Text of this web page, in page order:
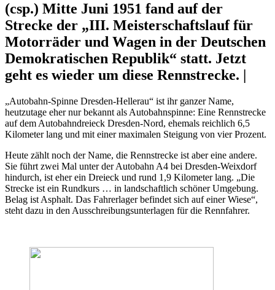
(csp.) Mitte Juni 1951 fand auf der
Strecke der „III. Meisterschaftslauf für
Motorräder und Wagen in der Deutschen
Demokratischen Republik“ statt. Jetzt
geht es wieder um diese Rennstrecke. |
„Autobahn-Spinne Dresden-Hellerau“ ist ihr ganzer Name,
heutzutage eher nur bekannt als Autobahnspinne: Eine Rennstrecke
auf dem Autobahndreieck Dresden-Nord, ehemals reichlich 6,5
Kilometer lang und mit einer maximalen Steigung von vier Prozent.
Heute zählt noch der Name, die Rennstrecke ist aber eine andere.
Sie führt zwei Mal unter der Autobahn A4 bei Dresden-Weixdorf
hindurch, ist eher ein Dreieck und rund 1,9 Kilometer lang. „Die
Strecke ist ein Rundkurs … in landschaftlich schöner Umgebung.
Belag ist Asphalt. Das Fahrerlager befindet sich auf einer Wiese“,
steht dazu in den Ausschreibungsunterlagen für die Rennfahrer.